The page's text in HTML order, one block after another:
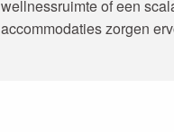
wellnessruimte of een
accommodaties zorgen